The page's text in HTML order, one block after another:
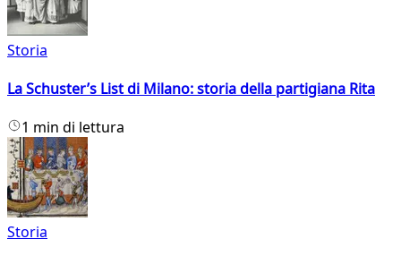
Storia
La Schuster’s List di Milano: storia della partigiana Rita
1 min di lettura
Storia